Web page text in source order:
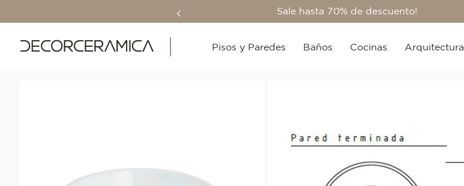
Sale hasta 70% de descuento!
Pisos y Paredes Baños Cocinas Arquitectura